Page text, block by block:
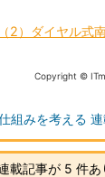
（2）ダイヤル式
Copyright ©
組みを考える
載記事が 5 件あ